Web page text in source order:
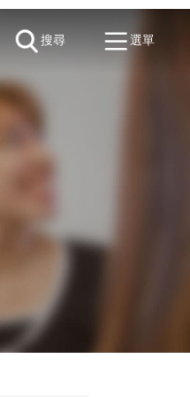
搜尋 選單